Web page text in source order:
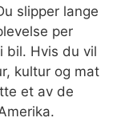
slipper lange
per
bil. Hvis du vil
kultur og mat
et av de